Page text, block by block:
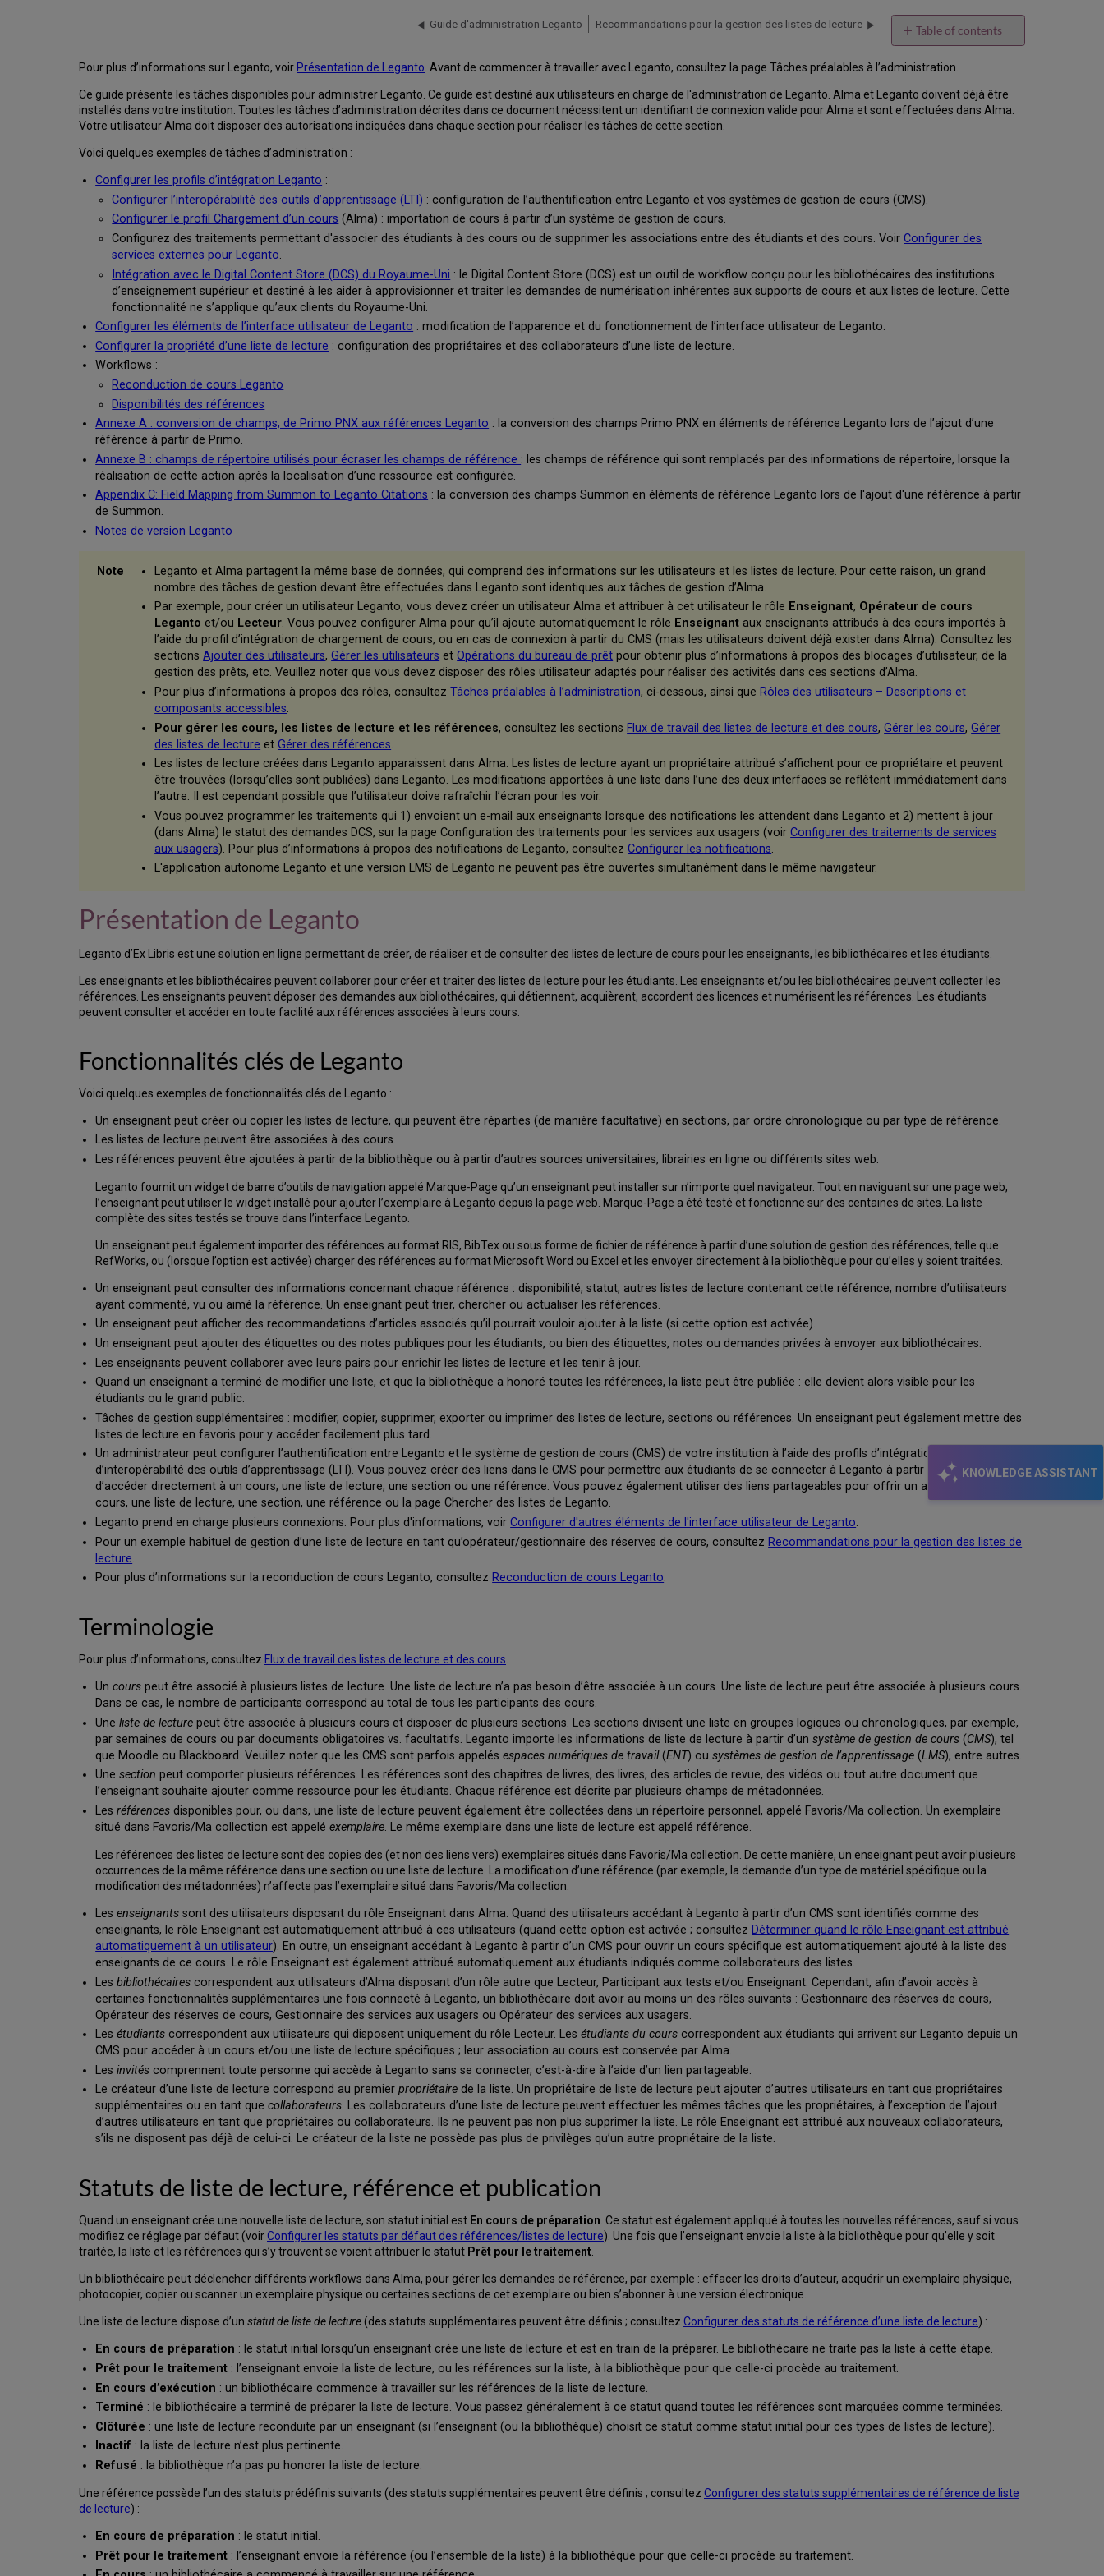
KNOWLEDGE ASSISTANT
Table of contents
de
Fonctionnalités
de
référence
et
publication
Leganto
préalables
l’administration
de
Leganto
Nombre
maximum
recommandé
Stockage
fichiers
de
Leganto
de
la
session
Guide d'administration Leganto Recommandations pour la gestion des listes de lecture
Pour plus d’informations sur Leganto, voir Présentation de Leganto. Avant de commencer à travailler avec Leganto, consultez la page Tâches préalables à l’administration.
Ce guide présente les tâches disponibles pour administrer Leganto. Ce guide est destiné aux utilisateurs en charge de l'administration de Leganto. Alma et Leganto doivent déjà être
installés dans votre institution. Toutes les tâches d’administration décrites dans ce document nécessitent un identifiant de connexion valide pour Alma et sont effectuées dans Alma.
Votre utilisateur Alma doit disposer des autorisations indiquées dans chaque section pour réaliser les tâches de cette section.
Voici quelques exemples de tâches d’administration :
Configurer les profils d’intégration Leganto :
Configurer l’interopérabilité des outils d’apprentissage (LTI) : configuration de l’authentification entre Leganto et vos systèmes de gestion de cours (CMS).
Configurer le profil Chargement d’un cours (Alma) : importation de cours à partir d’un système de gestion de cours.
Configurez des traitements permettant d'associer des étudiants à des cours ou de supprimer les associations entre des étudiants et des cours. VoirConfigurer des
services externes pour Leganto.
Intégration avec le Digital Content Store (DCS) du Royaume-Uni : le Digital Content Store (DCS) est un outil de workflow conçu pour les bibliothécaires des institutions
d’enseignement supérieur et destiné à les aider à approvisionner et traiter les demandes de numérisation inhérentes aux supports de cours et aux listes de lecture. Cette
fonctionnalité ne s’applique qu’aux clients du Royaume-Uni.
Configurer les éléments de l’interface utilisateur de Leganto : modification de l’apparence et du fonctionnement de l’interface utilisateur de Leganto.
Configurer la propriété d’une liste de lecture : configuration des propriétaires et des collaborateurs d’une liste de lecture.
Workflows :
Reconduction de cours Leganto
Disponibilités des références
Annexe A : conversion de champs, de Primo PNX aux références Leganto : la conversion des champs Primo PNX en éléments de référence Leganto lors de l’ajout d’une
référence à partir de Primo.
Annexe B : champs de répertoire utilisés pour écraser les champs de référence : les champs de référence qui sont remplacés par des informations de répertoire, lorsque la
réalisation de cette action après la localisation d’une ressource est configurée.
Appendix C: Field Mapping from Summon to Leganto Citations : la conversion des champs Summon en éléments de référence Leganto lors de l'ajout d'une référence à partir
de Summon.
Notes de version Leganto
Leganto et Alma partagent la même base de données, qui comprend des informations sur les utilisateurs et les listes de lecture. Pour cette raison, un grand
nombre des tâches de gestion devant être effectuées dans Leganto sont identiques aux tâches de gestion d’Alma.
Par exemple, pour créer un utilisateur Leganto, vous devez créer un utilisateur Alma et attribuer à cet utilisateur le rôle Enseignant, Opérateur de cours
Leganto et/ou Lecteur. Vous pouvez configurer Alma pour qu’il ajoute automatiquement le rôle Enseignant aux enseignants attribués à des cours importés à
l’aide du profil d’intégration de chargement de cours, ou en cas de connexion à partir du CMS (mais les utilisateurs doivent déjà exister dans Alma). Consultez les
sectionsAjouter des utilisateurs,Gérer les utilisateurs etOpérations du bureau de prêt pour obtenir plus d’informations à propos des blocages d’utilisateur, de la
gestion des prêts, etc. Veuillez noter que vous devez disposer des rôles utilisateur adaptés pour réaliser des activités dans ces sections d’Alma.
Pour plus d’informations à propos des rôles, consultezTâches préalables à l’administration, ci-dessous, ainsi que Rôles des utilisateurs – Descriptions et
composants accessibles.
Pour gérer les cours, les listes de lecture et les références, consultez les sections Flux de travail des listes de lecture et des cours,Gérer les cours,Gérer
des listes de lecture etGérer des références.
Les listes de lecture créées dans Leganto apparaissent dans Alma. Les listes de lecture ayant un propriétaire attribué s’affichent pour ce propriétaire et peuvent
être trouvées (lorsqu’elles sont publiées) dans Leganto. Les modifications apportées à une liste dans l’une des deux interfaces se reflètent immédiatement dans
l’autre. Il est cependant possible que l’utilisateur doive rafraîchir l’écran pour les voir.
Vous pouvez programmer les traitements qui 1) envoient un e-mail aux enseignants lorsque des notifications les attendent dans Leganto et 2) mettent à jour
(dans Alma) le statut des demandes DCS, sur la page Configuration des traitements pour les services aux usagers (voirConfigurer des traitements de services
aux usagers). Pour plus d’informations à propos des notifications de Leganto, consultezConfigurer les notifications.
L'application autonome Leganto et une version LMS de Leganto ne peuvent pas être ouvertes simultanément dans le même navigateur.
Présentation de Leganto
Leganto d’Ex Libris est une solution en ligne permettant de créer, de réaliser et de consulter des listes de lecture de cours pour les enseignants, les bibliothécaires et les étudiants.
Les enseignants et les bibliothécaires peuvent collaborer pour créer et traiter des listes de lecture pour les étudiants. Les enseignants et/ou les bibliothécaires peuvent collecter les
références. Les enseignants peuvent déposer des demandes aux bibliothécaires, qui détiennent, acquièrent, accordent des licences et numérisent les références. Les étudiants
peuvent consulter et accéder en toute facilité aux références associées à leurs cours.
Fonctionnalités clés de Leganto
Voici quelques exemples de fonctionnalités clés de Leganto :
Un enseignant peut créer ou copier les listes de lecture, qui peuvent être réparties (de manière facultative) en sections, par ordre chronologique ou par type de référence.
Les listes de lecture peuvent être associées à des cours.
Les références peuvent être ajoutées à partir de la bibliothèque ou à partir d’autres sources universitaires, librairies en ligne ou différents sites web.
Leganto fournit un widget de barre d’outils de navigation appelé Marque-Page qu’un enseignant peut installer sur n’importe quel navigateur. Tout en naviguant sur une page web,
l’enseignant peut utiliser le widget installé pour ajouter l’exemplaire à Leganto depuis la page web. Marque-Page a été testé et fonctionne sur des centaines de sites. La liste
complète des sites testés se trouve dans l’interface Leganto.
Un enseignant peut également importer des références au format RIS, BibTex ou sous forme de fichier de référence à partir d’une solution de gestion des références, telle que
RefWorks, ou (lorsque l’option est activée) charger des références au format Microsoft Word ou Excel et les envoyer directement à la bibliothèque pour qu’elles y soient traitées.
Un enseignant peut consulter des informations concernant chaque référence : disponibilité, statut, autres listes de lecture contenant cette référence, nombre d’utilisateurs
ayant commenté, vu ou aimé la référence. Un enseignant peut trier, chercher ou actualiser les références.
Un enseignant peut afficher des recommandations d’articles associés qu’il pourrait vouloir ajouter à la liste (si cette option est activée).
Un enseignant peut ajouter des étiquettes ou des notes publiques pour les étudiants, ou bien des étiquettes, notes ou demandes privées à envoyer aux bibliothécaires.
Les enseignants peuvent collaborer avec leurs pairs pour enrichir les listes de lecture et les tenir à jour.
Quand un enseignant a terminé de modifier une liste, et que la bibliothèque a honoré toutes les références, la liste peut être publiée : elle devient alors visible pour les
étudiants ou le grand public.
Tâches de gestion supplémentaires : modifier, copier, supprimer, exporter ou imprimer des listes de lecture, sections ou références. Un enseignant peut également mettre des
listes de lecture en favoris pour y accéder facilement plus tard.
Un administrateur peut configurer l’authentification entre Leganto et le système de gestion de cours (CMS) de votre institution à l’aide des profils d’intégration
d’interopérabilité des outils d’apprentissage (LTI). Vous pouvez créer des liens dans le CMS pour permettre aux étudiants de se connecter à Leganto à partir du CMS et
d’accéder directement à un cours, une liste de lecture, une section ou une référence. Vous pouvez également utiliser des liens partageables pour offrir un accès invité à un
cours, une liste de lecture, une section, une référence ou la page Chercher des listes de Leganto.
Leganto prend en charge plusieurs connexions. Pour plus d'informations, voirConfigurer d'autres éléments de l'interface utilisateur de Leganto.
Pour un exemple habituel de gestion d’une liste de lecture en tant qu’opérateur/gestionnaire des réserves de cours, consultez Recommandations pour la gestion des listes de
lecture.
Pour plus d’informations sur la reconduction de cours Leganto, consultez Reconduction de cours Leganto.
Terminologie
Pour plus d’informations, consultez Flux de travail des listes de lecture et des cours
Uncours peut être associé à plusieurs listes de lecture. Une liste de lecture n’a pas besoin d’être associée à un cours. Une liste de lecture peut être associée à plusieurs cours.
Dans ce cas, le nombre de participants correspond au total de tous les participants des cours.
Uneliste de lecture peut être associée à plusieurs cours et disposer de plusieurs sections. Les sections divisent une liste en groupes logiques ou chronologiques, par exemple,
par semaines de cours ou par documents obligatoires vs. facultatifs. Leganto importe les informations de liste de lecture à partir d’unsystème de gestion de cours (CMS), tel
que Moodle ou Blackboard. Veuillez noter que les CMS sont parfois appelésespaces numériques de travail(ENT) ousystèmes de gestion de l’apprentissage (LMS), entre autres.
Unesection peut comporter plusieurs références. Les références sont des chapitres de livres, des livres, des articles de revue, des vidéos ou tout autre document que
l’enseignant souhaite ajouter comme ressource pour les étudiants. Chaque référence est décrite par plusieurs champs de métadonnées.
Lesréférences disponibles pour, ou dans, une liste de lecture peuvent également être collectées dans un répertoire personnel, appelé Favoris/Ma collection. Un exemplaire
situé dans Favoris/Ma collection est appeléexemplaire. Le même exemplaire dans une liste de lecture est appelé référence.
Les références des listes de lecture sont des copies des (et non des liens vers) exemplaires situés dans Favoris/Ma collection. De cette manière, un enseignant peut avoir plusieurs
occurrences de la même référence dans une section ou une liste de lecture. La modification d’une référence (par exemple, la demande d’un type de matériel spécifique ou la
modification des métadonnées) n’affecte pas l’exemplaire situé dans Favoris/Ma collection.
Lesenseignants sont des utilisateurs disposant du rôle Enseignant dans Alma. Quand des utilisateurs accédant à Leganto à partir d’un CMS sont identifiés comme des
enseignants, le rôle Enseignant est automatiquement attribué à ces utilisateurs (quand cette option est activée ; consultez Déterminer quand le rôle Enseignant est attribué
automatiquement à un utilisateur). En outre, un enseignant accédant à Leganto à partir d’un CMS pour ouvrir un cours spécifique est automatiquement ajouté à la liste des
enseignants de ce cours. Le rôle Enseignant est également attribué automatiquement aux étudiants indiqués comme collaborateurs des listes.
Lesbibliothécaires correspondent aux utilisateurs d’Alma disposant d’un rôle autre que Lecteur, Participant aux tests et/ou Enseignant. Cependant, afin d’avoir accès à
certaines fonctionnalités supplémentaires une fois connecté à Leganto, un bibliothécaire doit avoir au moins un des rôles suivants : Gestionnaire des réserves de cours,
Opérateur des réserves de cours, Gestionnaire des services aux usagers ou Opérateur des services aux usagers.
Lesétudiants correspondent aux utilisateurs qui disposent uniquement du rôle Lecteur. Lesétudiants du cours correspondent aux étudiants qui arrivent sur Leganto depuis un
CMS pour accéder à un cours et/ou une liste de lecture spécifiques ; leur association au cours est conservée par Alma.
Lesinvités comprennent toute personne qui accède à Leganto sans se connecter, c’est-à-dire à l’aide d’un lien partageable.
Le créateur d’une liste de lecture correspond au premierpropriétaire de la liste. Un propriétaire de liste de lecture peut ajouter d’autres utilisateurs en tant que propriétaires
supplémentaires ou en tant quecollaborateurs. Les collaborateurs d’une liste de lecture peuvent effectuer les mêmes tâches que les propriétaires, à l’exception de l’ajout
d’autres utilisateurs en tant que propriétaires ou collaborateurs. Ils ne peuvent pas non plus supprimer la liste. Le rôle Enseignant est attribué aux nouveaux collaborateurs,
s’ils ne disposent pas déjà de celui-ci. Le créateur de la liste ne possède pas plus de privilèges qu’un autre propriétaire de la liste.
Statuts de liste de lecture, référence et publication
Quand un enseignant crée une nouvelle liste de lecture, son statut initial est En cours de préparation. Ce statut est également appliqué à toutes les nouvelles références, sauf si vous
modifiez ce réglage par défaut (voirConfigurer les statuts par défaut des références/listes de lecture). Une fois que l’enseignant envoie la liste à la bibliothèque pour qu’elle y soit
traitée, la liste et les références qui s’y trouvent se voient attribuer le statut Prêt pour le traitement.
Un bibliothécaire peut déclencher différents workflows dans Alma, pour gérer les demandes de référence, par exemple : effacer les droits d’auteur, acquérir un exemplaire physique,
photocopier, copier ou scanner un exemplaire physique ou certaines sections de cet exemplaire ou bien s’abonner à une version électronique.
Une liste de lecture dispose d’un statut de liste de lecture(des statuts supplémentaires peuvent être définis ; consultez Configurer des statuts de référence d’une liste de lecture) :
En cours de préparation : le statut initial lorsqu’un enseignant crée une liste de lecture et est en train de la préparer. Le bibliothécaire ne traite pas la liste à cette étape.
Prêt pour le traitement : l’enseignant envoie la liste de lecture, ou les références sur la liste, à la bibliothèque pour que celle-ci procède au traitement.
En cours d’exécution : un bibliothécaire commence à travailler sur les références de la liste de lecture.
Terminé : le bibliothécaire a terminé de préparer la liste de lecture. Vous passez généralement à ce statut quand toutes les références sont marquées comme terminées.
Clôturée : une liste de lecture reconduite par un enseignant (si l’enseignant (ou la bibliothèque) choisit ce statut comme statut initial pour ces types de listes de lecture).
Inactif : la liste de lecture n’est plus pertinente.
Refusé : la bibliothèque n’a pas pu honorer la liste de lecture.
Une référence possède l’un des statuts prédéfinis suivants (des statuts supplémentaires peuvent être définis ; consultez Configurer des statuts supplémentaires de référence de liste
de lecture) :
En cours de préparation : le statut initial.
Prêt pour le traitement : l’enseignant envoie la référence (ou l’ensemble de la liste) à la bibliothèque pour que celle-ci procède au traitement.